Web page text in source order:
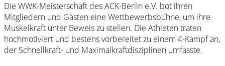
Die WWK-Meisterschaft des ACK-Berlin e.V. bot ihren
Mitgliedern und Gästen eine Wettbewerbsbühne, um ihre
Muskelkraft unter Beweis zu stellen. Die Athleten traten
hochmotiviert und bestens vorbereitet zu einem 4-Kampf an,
der Schnellkraft- und Maximalkraftdisziplinen umfasste.